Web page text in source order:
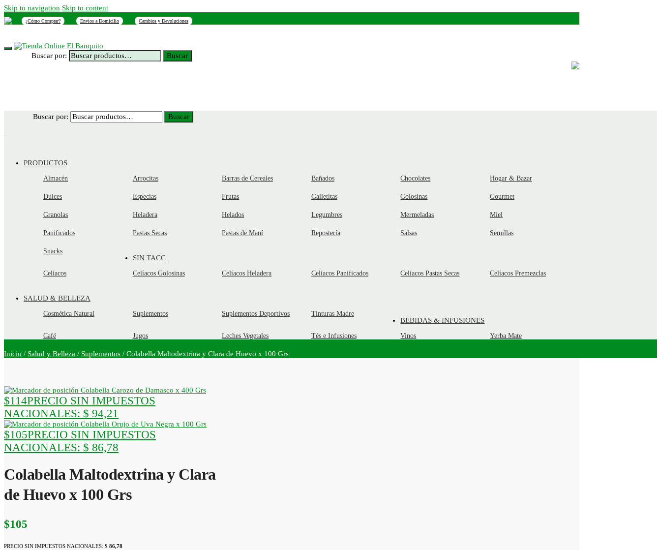
Skip to navigation Skip to content
¿Cómo Comprar? Envíos a Domicilio Cambios y Devoluciones
Buscar por: Buscar
Buscar por: Buscar
PRODUCTOS
Almacén Arrocitas Barras de Cereales Bañados Chocolates Hogar & Bazar
Dulces Especias Frutas Galletitas Golosinas Gourmet
Granolas Heladera Helados Legumbres Mermeladas Miel
Panificados Pastas Secas Pastas de Maní Repostería Salsas Semillas
Snacks
SIN TACC
Celíacos Celíacos Golosinas Celíacos Heladera Celíacos Panificados Celíacos Pastas Secas Celíacos Premezclas
SALUD & BELLEZA
Cosmética Natural Suplementos Suplementos Deportivos Tinturas Madre
BEBIDAS & INFUSIONES
Café Jugos Leches Vegetales Tés e Infusiones Vinos Yerba Mate
Inicio / Salud y Belleza / Suplementos / Colabella Maltodextrina y Clara de Huevo x 100 Grs
Colabella Carozo de Damasco x 400 Grs
$114PRECIO SIN IMPUESTOS
NACIONALES: $ 94,21
Colabella Orujo de Uva Negra x 100 Grs
$105PRECIO SIN IMPUESTOS
NACIONALES: $ 86,78
Colabella Maltodextrina y Clara
de Huevo x 100 Grs
$105
PRECIO SIN IMPUESTOS NACIONALES: $ 86,78